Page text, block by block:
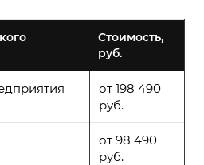
Стоимость,
руб.
от 198 490
руб.
от 98 490
руб.